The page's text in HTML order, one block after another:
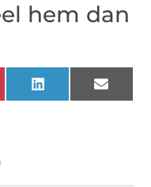
hem dan
LinkedIn Email